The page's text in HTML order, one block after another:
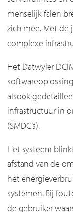
menselijk falen
zich mee. Met de
complexe
Het Datwyler
alsook
infrastructuur in
(SMDC’s).
Het systeem
afstand van de
het
systemen. Bij
de gebruiker